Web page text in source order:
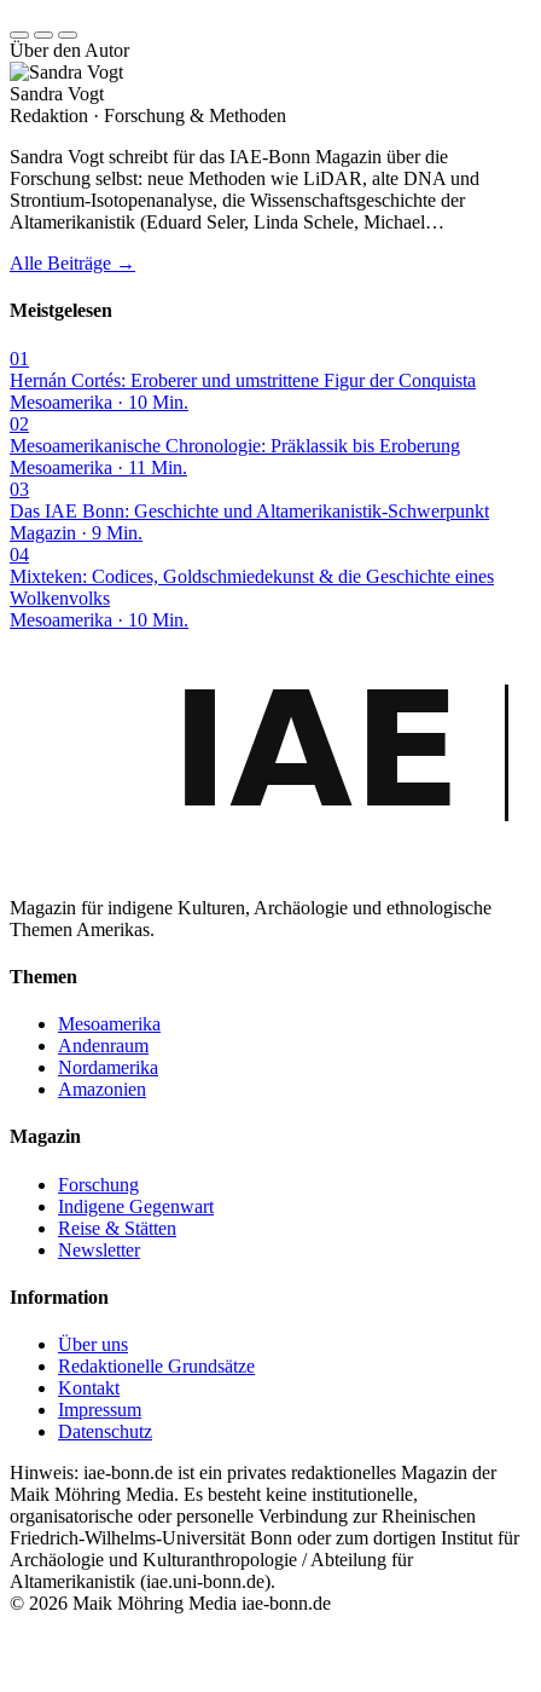
Über den Autor
Sandra Vogt
Redaktion · Forschung & Methoden
Sandra Vogt schreibt für das IAE-Bonn Magazin über die
Forschung selbst: neue Methoden wie LiDAR, alte DNA und
Strontium-Isotopenanalyse, die Wissenschaftsgeschichte der
Altamerikanistik (Eduard Seler, Linda Schele, Michael…
Alle Beiträge →
Meistgelesen
01
Hernán Cortés: Eroberer und umstrittene Figur der Conquista
Mesoamerika · 10 Min.
02
Mesoamerikanische Chronologie: Präklassik bis Eroberung
Mesoamerika · 11 Min.
03
Das IAE Bonn: Geschichte und Altamerikanistik-Schwerpunkt
Magazin · 9 Min.
04
Mixteken: Codices, Goldschmiedekunst & die Geschichte eines
Wolkenvolks
Mesoamerika · 10 Min.
Magazin für indigene Kulturen, Archäologie und ethnologische
Themen Amerikas.
Themen
Mesoamerika
Andenraum
Nordamerika
Amazonien
Magazin
Forschung
Indigene Gegenwart
Reise & Stätten
Newsletter
Information
Über uns
Redaktionelle Grundsätze
Kontakt
Impressum
Datenschutz
Hinweis: iae-bonn.de ist ein privates redaktionelles Magazin der
Maik Möhring Media. Es besteht keine institutionelle,
organisatorische oder personelle Verbindung zur Rheinischen
Friedrich-Wilhelms-Universität Bonn oder zum dortigen Institut für
Archäologie und Kulturanthropologie / Abteilung für
Altamerikanistik (iae.uni-bonn.de).
© 2026 Maik Möhring Media iae-bonn.de